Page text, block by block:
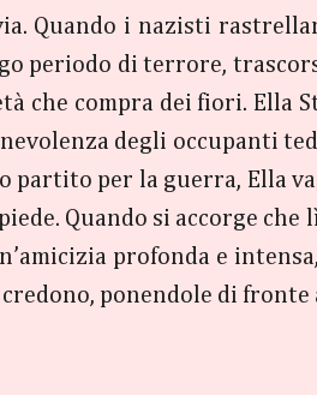
Quando i nazisti
periodo di terrore,
che compra dei fiori. Ella
degli occupanti
per la guerra, Ella
Quando si accorge che
profonda e
ponendole di fronte